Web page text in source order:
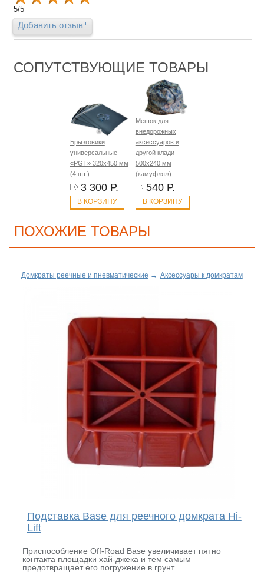
5/5
Добавить отзыв
СОПУТСТВУЮЩИЕ ТОВАРЫ
Брызговики
универсальные
«PGT» 320х450 мм
(4 шт.)
3 300 Р.
В КОРЗИНУ
Мешок для
внедорожных
аксессуаров и
другой клади
500х240 мм
(камуфляж)
540 Р.
В КОРЗИНУ
ПОХОЖИЕ ТОВАРЫ
Домкраты реечные и пневматические → Аксессуары к домкратам
Подставка Base для реечного домкрата Hi-
Lift
Приспособление Off-Road Base увеличивает пятно
контакта площадки хай-джека и тем самым
предотвращает его погружение в грунт.